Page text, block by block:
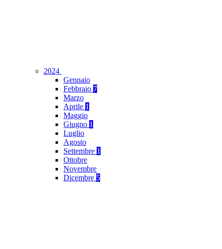
2024
Gennaio
Febbraio 7
Marzo
Aprile 1
Maggio
Giugno 1
Luglio
Agosto
Settembre 1
Ottobre
Novembre
Dicembre 5